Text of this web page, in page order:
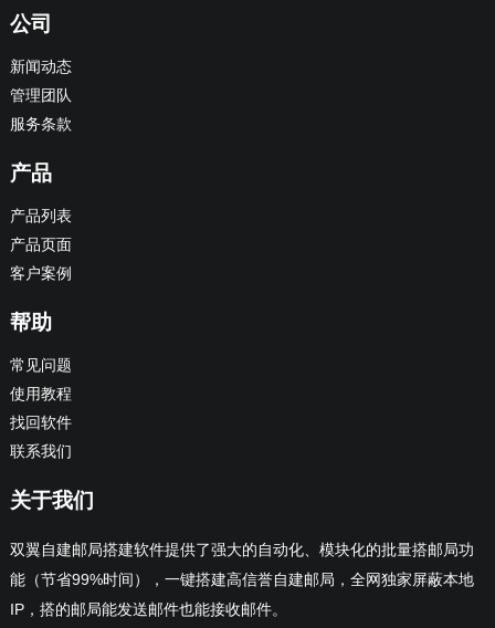
公司
新闻动态
管理团队
服务条款
产品
产品列表
产品页面
客户案例
帮助
常见问题
使用教程
找回软件
联系我们
关于我们
双翼自建邮局搭建软件提供了强大的自动化、模块化的批量搭邮局功
能（节省99%时间），一键搭建高信誉自建邮局，全网独家屏蔽本地
IP，搭的邮局能发送邮件也能接收邮件。